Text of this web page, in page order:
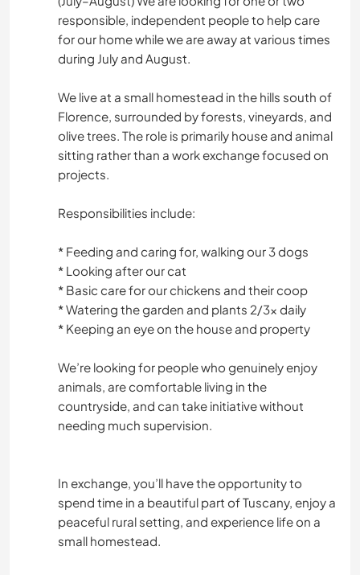
responsible, independent people to help care
for our home while we are away at various times
during July and August.
We live at a small homestead in the hills south of
Florence, surrounded by forests, vineyards, and
olive trees. The role is primarily house and animal
sitting rather than a work exchange focused on
projects.
Responsibilities include:
* Feeding and caring for, walking our 3 dogs
* Looking after our cat
* Basic care for our chickens and their coop
* Watering the garden and plants 2/3x daily
* Keeping an eye on the house and property
We’re looking for people who genuinely enjoy
animals, are comfortable living in the
countryside, and can take initiative without
needing much supervision.
In exchange, you’ll have the opportunity to
spend time in a beautiful part of Tuscany, enjoy a
peaceful rural setting, and experience life on a
small homestead.